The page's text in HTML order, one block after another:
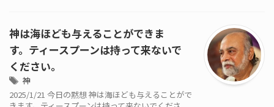
神は海ほども与えることができま
す。ティースプーンは持って来ないで
ください。
神
2025/1/21 今日の黙想 神は海ほども与えることがで